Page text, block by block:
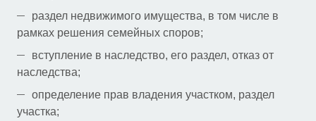
раздел недвижимого имущества, в том числе в
рамках решения семейных споров;
вступление в наследство, его раздел, отказ от
наследства;
определение прав владения участком, раздел
участка;